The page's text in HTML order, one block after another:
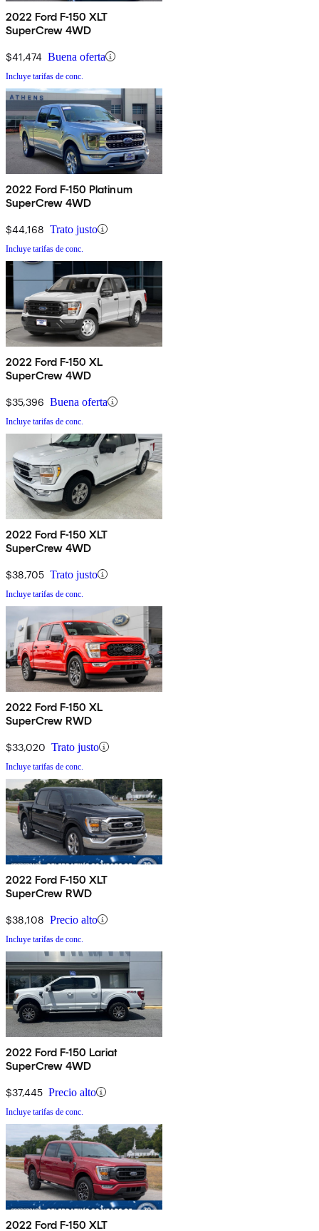
2022 Ford F-150 XLT
SuperCrew 4WD
$41,474 Buena oferta
Incluye tarifas de conc.
2022 Ford F-150 Platinum
SuperCrew 4WD
$44,168 Trato justo
Incluye tarifas de conc.
2022 Ford F-150 XL
SuperCrew 4WD
$35,396 Buena oferta
Incluye tarifas de conc.
2022 Ford F-150 XLT
SuperCrew 4WD
$38,705 Trato justo
Incluye tarifas de conc.
2022 Ford F-150 XL
SuperCrew RWD
$33,020 Trato justo
Incluye tarifas de conc.
2022 Ford F-150 XLT
SuperCrew RWD
$38,108 Precio alto
Incluye tarifas de conc.
2022 Ford F-150 Lariat
SuperCrew 4WD
$37,445 Precio alto
Incluye tarifas de conc.
2022 Ford F-150 XLT